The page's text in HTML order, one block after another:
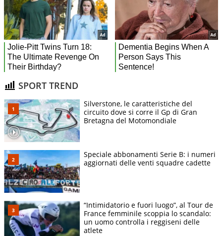
SPORT TREND
Silverstone, le caratteristiche del
circuito dove si corre il Gp di Gran
Bretagna del Motomondiale
Speciale abbonamenti Serie B: i numeri
aggiornati delle venti squadre cadette
“Intimidatorio e fuori luogo”, al Tour de
France femminile scoppia lo scandalo:
un uomo controlla i reggiseni delle
atlete